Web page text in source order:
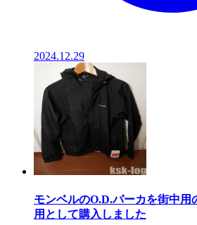
2024.12.29
モンベルのO.D.パーカを街中用
用として購入しました